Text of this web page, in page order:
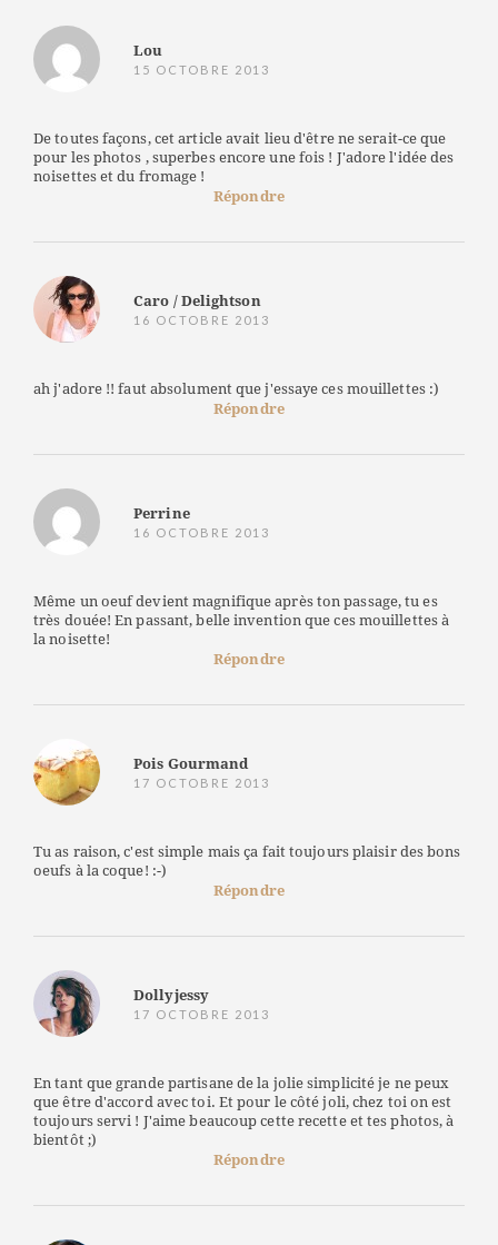
Lou
15 OCTOBRE 2013
De toutes façons, cet article avait lieu d'être ne serait-ce que
pour les photos , superbes encore une fois ! J'adore l'idée des
noisettes et du fromage !
Répondre
Caro / Delightson
16 OCTOBRE 2013
ah j'adore !! faut absolument que j'essaye ces mouillettes :)
Répondre
Perrine
16 OCTOBRE 2013
Même un oeuf devient magnifique après ton passage, tu es
très douée! En passant, belle invention que ces mouillettes à
la noisette!
Répondre
Pois Gourmand
17 OCTOBRE 2013
Tu as raison, c'est simple mais ça fait toujours plaisir des bons
oeufs à la coque! :-)
Répondre
Dollyjessy
17 OCTOBRE 2013
En tant que grande partisane de la jolie simplicité je ne peux
que être d'accord avec toi. Et pour le côté joli, chez toi on est
toujours servi ! J'aime beaucoup cette recette et tes photos, à
bientôt ;)
Répondre